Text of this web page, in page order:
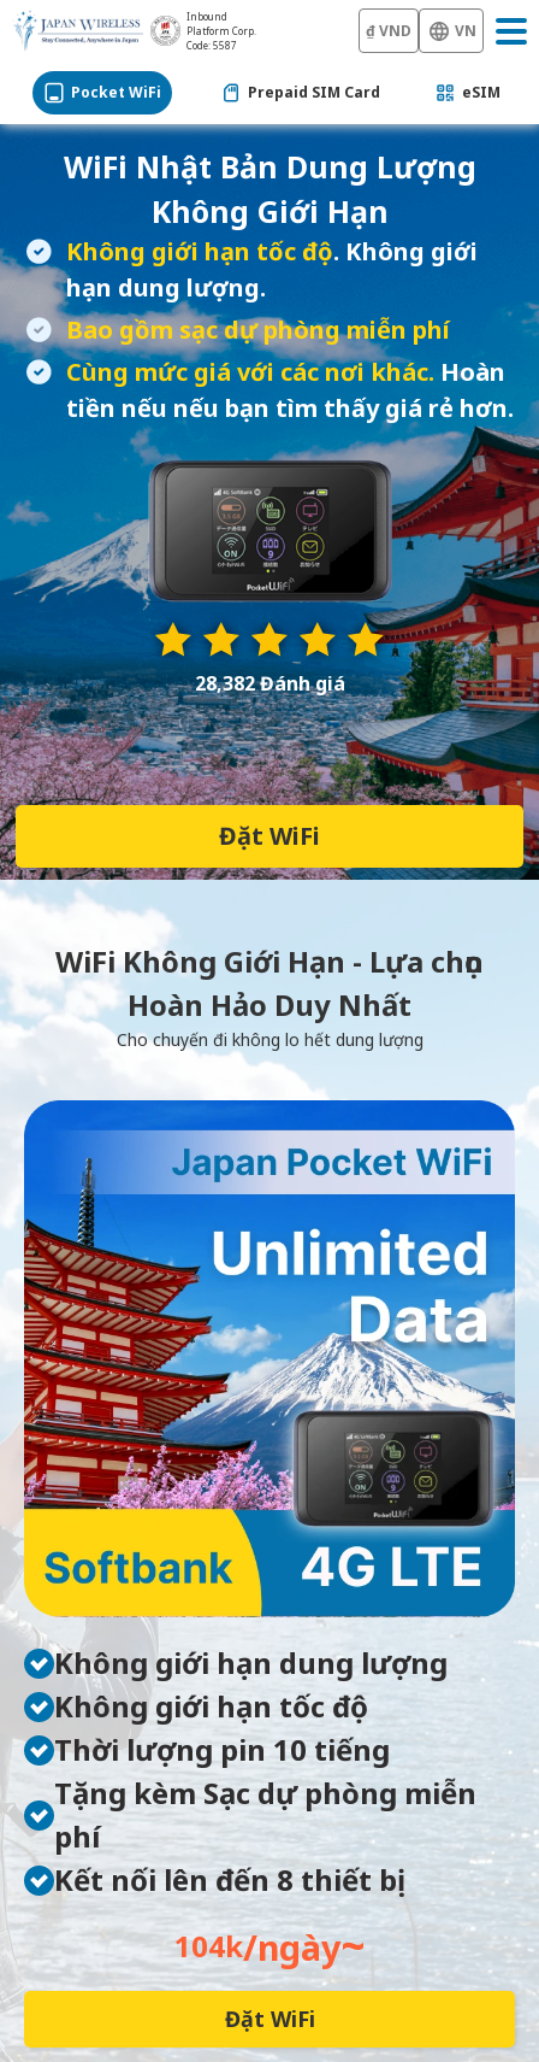
Inbound
Platform Corp.
Code: 5587
₫ VND VN
Pocket WiFi Prepaid SIM Card eSIM
WiFi Nhật Bản Dung Lượng
Không Giới Hạn
Không giới hạn tốc độ. Không giới
hạn dung lượng.
Bao gồm sạc dự phòng miễn phí
Cùng mức giá với các nơi khác. Hoàn
tiền nếu nếu bạn tìm thấy giá rẻ hơn.
28,382 Đánh giá
Đặt WiFi
WiFi Không Giới Hạn - Lựa chọn
Hoàn Hảo Duy Nhất
Cho chuyến đi không lo hết dung lượng
Không giới hạn dung lượng
Không giới hạn tốc độ
Thời lượng pin 10 tiếng
Tặng kèm Sạc dự phòng miễn
phí
Kết nối lên đến 8 thiết bị
104k/ngày~
Đặt WiFi